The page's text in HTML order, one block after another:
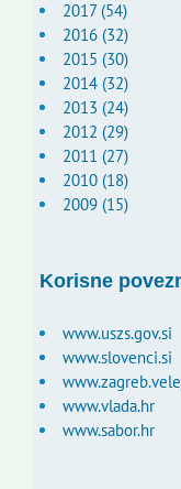
2017 (54)
2016 (32)
2015 (30)
2014 (32)
2013 (24)
2012 (29)
2011 (27)
2010 (18)
2009 (15)
Korisne
www.uszs.gov.si
www.slovenci.si
www.vlada.hr
www.sabor.hr